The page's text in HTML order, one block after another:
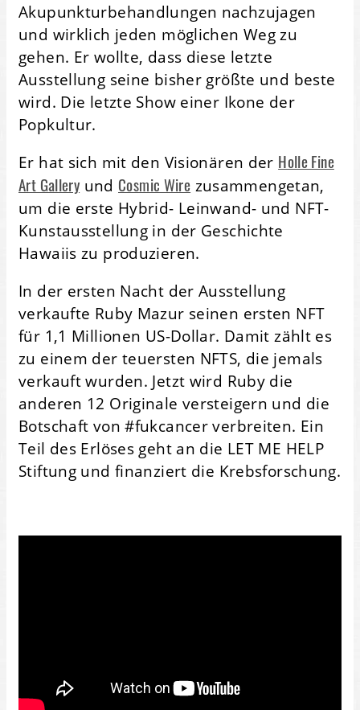
Akupunkturbehandlungen nachzujagen
und wirklich jeden möglichen Weg zu
gehen. Er wollte, dass diese letzte
Ausstellung seine bisher größte und beste
wird. Die letzte Show einer Ikone der
Popkultur.
Er hat sich mit den Visionären der Holle Fine
Art Gallery und Cosmic Wire zusammengetan,
um die erste Hybrid- Leinwand- und NFT-
Kunstausstellung in der Geschichte
Hawaiis zu produzieren.
In der ersten Nacht der Ausstellung
verkaufte Ruby Mazur seinen ersten NFT
für 1,1 Millionen US-Dollar. Damit zählt es
zu einem der teuersten NFTS, die jemals
verkauft wurden. Jetzt wird Ruby die
anderen 12 Originale versteigern und die
Botschaft von #fukcancer verbreiten. Ein
Teil des Erlöses geht an die LET ME HELP
Stiftung und finanziert die Krebsforschung.